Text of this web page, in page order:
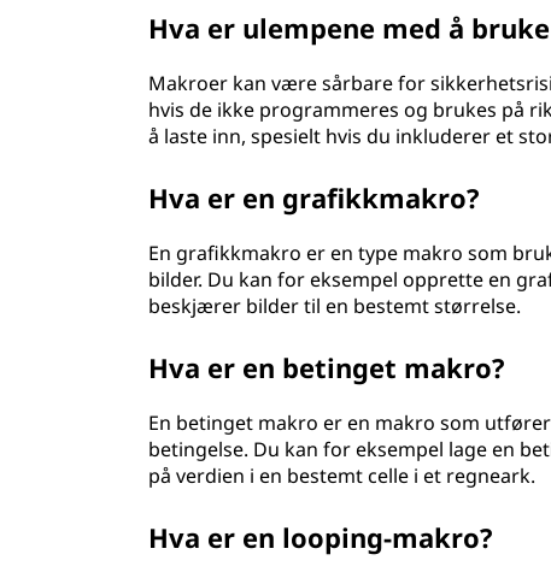
Hva er ulempene med å
Makroer kan være sårbare for
hvis de ikke programmeres og brukes på
å laste inn, spesielt hvis du inkluderer et
Hva er en grafikkmakro?
En grafikkmakro er en type makro som
bilder. Du kan for eksempel opprette en
beskjærer bilder til en bestemt størrelse.
Hva er en betinget makro?
En betinget makro er en makro som
betingelse. Du kan for eksempel lage en
på verdien i en bestemt celle i et regneark.
Hva er en looping-makro?